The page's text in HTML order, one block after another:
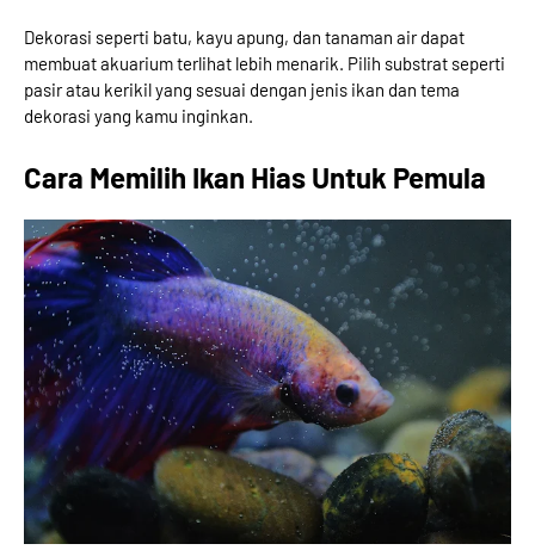
Dekorasi seperti batu, kayu apung, dan tanaman air dapat
membuat akuarium terlihat lebih menarik. Pilih substrat seperti
pasir atau kerikil yang sesuai dengan jenis ikan dan tema
dekorasi yang kamu inginkan.
Cara Memilih Ikan Hias Untuk Pemula